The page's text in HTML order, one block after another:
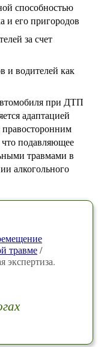
способностью
и его пригородов
за счет
и водителей как
при ДТП
адаптацией
подавляющее
травмами в
алкогольного
травме/
экспертиза.